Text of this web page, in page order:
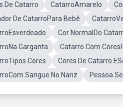
De Catarro CatarroAmarelo
De CatarroPara Bebê
Cor NormalDo
Garganta
Catarro Com
Cores
Cores De Catarro
Sangue No Nariz
Pessoa